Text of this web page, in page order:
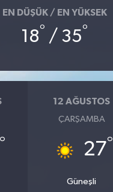
EN DÜŞÜK / EN YÜKSEK
18° / 35°
°
12 AĞUSTOS
ÇARŞAMBA
27°
Güneşli